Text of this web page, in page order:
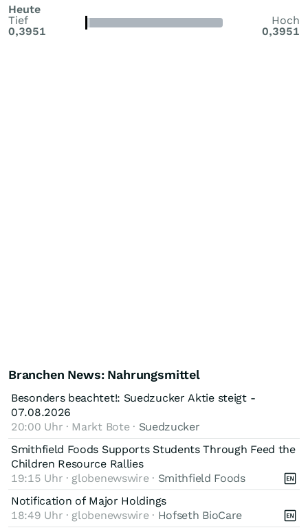
Heute
Tief
0,3951
Hoch
0,3951
Branchen News: Nahrungsmittel
Besonders beachtet!: Suedzucker Aktie steigt -
07.08.2026
20:00 Uhr · Markt Bote · Suedzucker
Smithfield Foods Supports Students Through Feed the
Children Resource Rallies
19:15 Uhr · globenewswire · Smithfield Foods
Notification of Major Holdings
18:49 Uhr · globenewswire · Hofseth BioCare